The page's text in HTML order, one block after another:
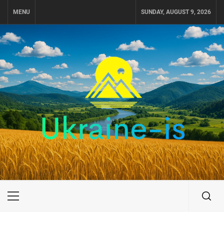
MENU SUNDAY, AUGUST 9, 2026
UKRAINE-IS
ПОДОРОЖI ПО УКРАЇНІ
Primary